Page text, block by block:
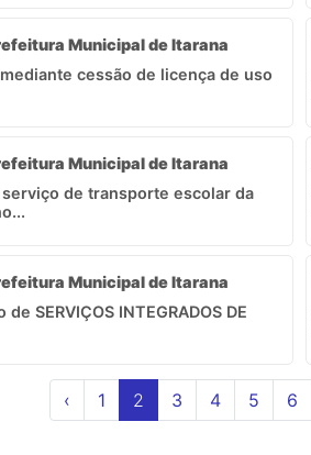
Municipal de Itarana
cessão de licença de uso
Municipal de Itarana
de transporte escolar da
Municipal de Itarana
SERVIÇOS INTEGRADOS DE
‹ 1 2 3 4 5 6